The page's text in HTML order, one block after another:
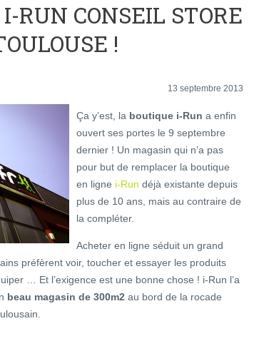
RUN CONSEIL STORE
!
13 septembre 2013
Ça y’est, la boutique i-Run a enfin
ouvert ses portes le 9 septembre
dernier ! Un magasin qui n’a pas
pour but de remplacer la boutique
en ligne i-Run déjà existante depuis
plus de 10 ans, mais au contraire de
la compléter.
Acheter en ligne séduit un grand
préfèrent voir, toucher et essayer les produits
… Et l’exigence est une bonne chose ! i-Run l’a
beau magasin de 300m2 au bord de la rocade